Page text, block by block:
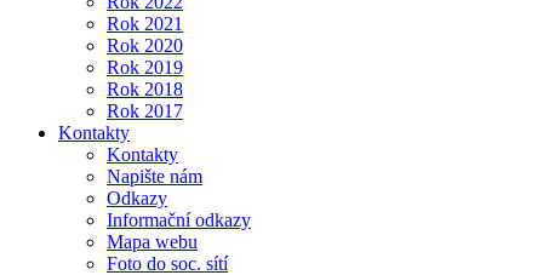
Rok 2021
Rok 2020
Rok 2019
Rok 2018
Rok 2017
Kontakty
Kontakty
Napište nám
Odkazy
Informační odkazy
Mapa webu
Foto do soc. sítí